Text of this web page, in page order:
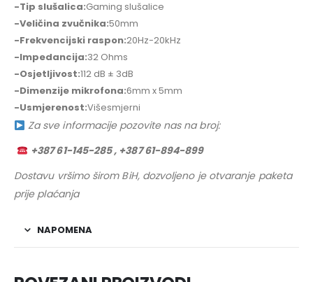
-Tip slušalica:Gaming slušalice
-Veličina zvučnika:50mm
-Frekvencijski raspon:20Hz-20kHz
-Impedancija:32 Ohms
-Osjetljivost:112 dB ± 3dB
-Dimenzije mikrofona:6mm x 5mm
-Usmjerenost:Višesmjerni
Za sve informacije pozovite nas na broj:
+387 61-145-285 , +387 61-894-899
Dostavu vršimo širom BiH, dozvoljeno je otvaranje paketa
prije plaćanja
NAPOMENA